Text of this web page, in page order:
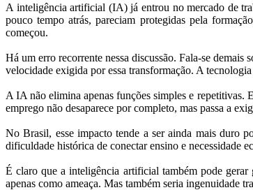
A inteligência artificial (IA) já entrou no mercado de
pouco tempo atrás, pareciam protegidas pela
começou.
Há um erro recorrente nessa discussão. Fala-se
velocidade exigida por essa transformação. A
A IA não elimina apenas funções simples e repetitivas.
emprego não desaparece por completo, mas passa a
No Brasil, esse impacto tende a ser ainda mais duro
dificuldade histórica de conectar ensino e necessidade
É claro que a inteligência artificial também pode gerar
apenas como ameaça. Mas também seria ingenuidade